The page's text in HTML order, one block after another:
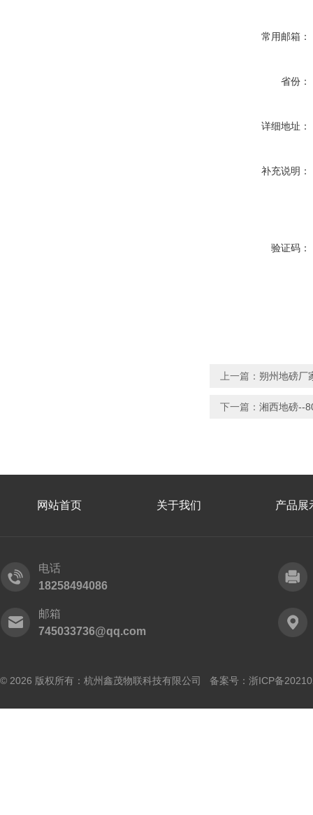
常用邮箱：
省份：
详细地址：
补充说明：
验证码：
上一篇： 朔州地磅厂
下一篇： 湘西地磅--
网站首页 关于我们 产品展
电话
18258494086
邮箱
745033736@qq.com
© 2026 版权所有：杭州鑫茂物联科技有限公司 备案号： 浙ICP备